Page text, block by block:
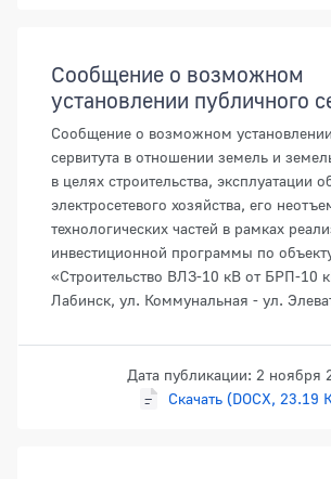
Сообщение о возможном
установлении публичного
Сообщение о возможном
сервитута в отношении земель и
в целях строительства, эксплуатации
электросетевого хозяйства, его
технологических частей в рамках
инвестиционной программы по
«Строительство ВЛЗ-10 кВ от БРП-10
Лабинск, ул. Коммунальная - ул.
Дата публикации: 2 ноября
Скачать (DOCX, 23.19